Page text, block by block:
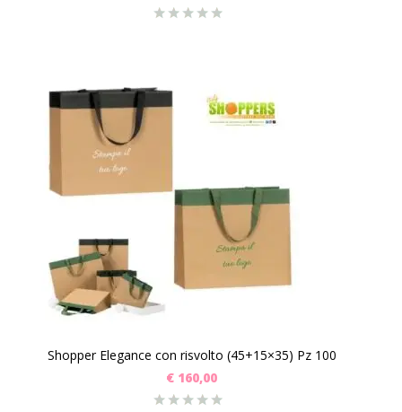
Shopper Elegance con risvolto (45+15×35) Pz 100
€ 160,00